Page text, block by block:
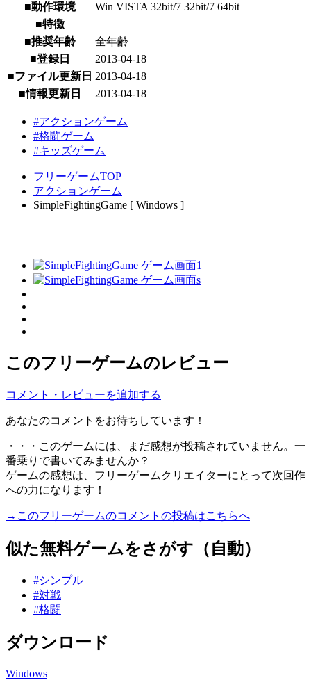
■動作環境
Win VISTA 32bit/7 32bit/7 64bit
■特徴
■推奨年齢
全年齢
■登録日
2013-04-18
■ファイル更新日 2013-04-18
■情報更新日
2013-04-18
#アクションゲーム
#格闘ゲーム
#キッズゲーム
フリーゲームTOP
アクションゲーム
SimpleFightingGame [ Windows ]
このフリーゲームのレビュー
コメント・レビューを追加する
あなたのコメントをお待ちしています！
・・・このゲームには、まだ感想が投稿されていません。一
番乗りで書いてみませんか？
ゲームの感想は、フリーゲームクリエイターにとって次回作
への力になります！
→このフリーゲームのコメントの投稿はこちらへ
似た無料ゲームをさがす（自動）
#シンプル
#対戦
#格闘
ダウンロード
Windows